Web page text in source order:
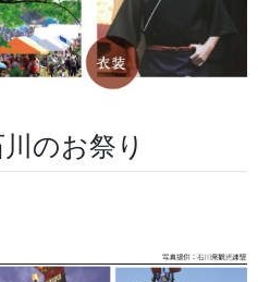
（けんたい）
「完全オーダー
のお祭り